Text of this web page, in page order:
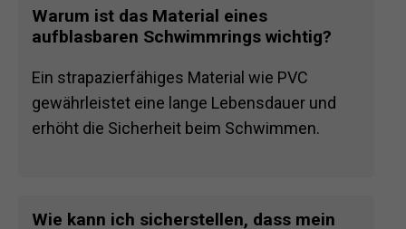
Warum ist das Material eines
aufblasbaren Schwimmrings wichtig?
Ein strapazierfähiges Material wie PVC
gewährleistet eine lange Lebensdauer und
erhöht die Sicherheit beim Schwimmen.
Wie kann ich sicherstellen, dass mein